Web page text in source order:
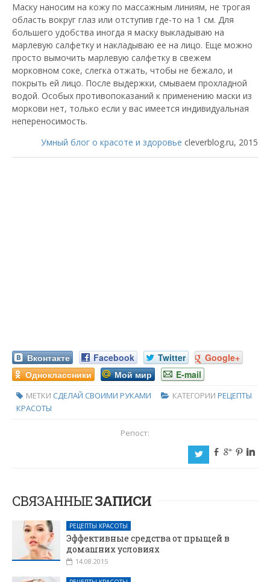
Маску наносим на кожу по массажным линиям, не трогая
область вокруг глаз или отступив где-то на 1 см. Для
большего удобства иногда я маску выкладываю на
марлевую салфетку и накладываю ее на лицо. Еще можно
просто вымочить марлевую салфетку в свежем
морковном соке, слегка отжать, чтобы не бежало, и
покрыть ей лицо. После выдержки, смываем прохладной
водой. Особых противопоказаний к применению маски из
моркови нет, только если у вас имеется индивидуальная
непереносимость.
Умный блог о красоте и здоровье cleverblog.ru, 2015
Вконтакте Facebook Twitter
Google+
Одноклассники
Мой мир E-mail
МЕТКИ СДЕЛАЙ СВОИМИ РУКАМИ КАТЕГОРИИ РЕЦЕПТЫ
КРАСОТЫ
Репост:
a b c d j
СВЯЗАННЫЕЗАПИСИ
РЕЦЕПТЫ КРАСОТЫ
Эффективные средства от прыщей в
домашних условиях
14.08.2015